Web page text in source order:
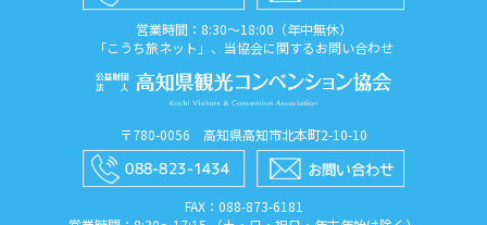
営業時間：8:30〜18:00（年中無休）
「こうち旅ネット」、当協会に関するお問い合わせ
〒780-0056 高知県高知市北本町2-10-10
FAX：088​-873​-6181